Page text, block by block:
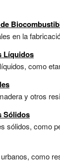
en la
Líquidos
como
y otros
Sólidos
sólidos, como
como